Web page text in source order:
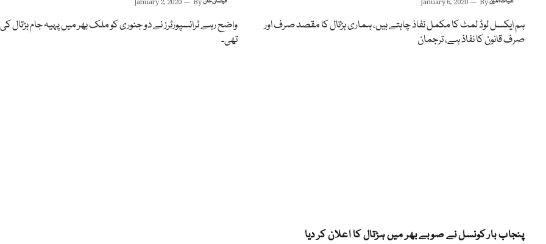
January 6, 2020 By
ہم ایکسل لوڈ لمٹ کا مکمل نفاذ چاہتے ہیں، ہماری ہڑتال کا مقصد صرف اور
صرف قانون کا نفاذ ہے، ترجمان
January 2, 2020 By
واضح رہے ٹرانسپورٹرز نے دو جنوری کو ملک بھر میں پہیہ جام ہڑتال
تھی۔
پنجاب بار کونسل نے صوبے بھر میں ہڑتال کا اعلان کر دیا